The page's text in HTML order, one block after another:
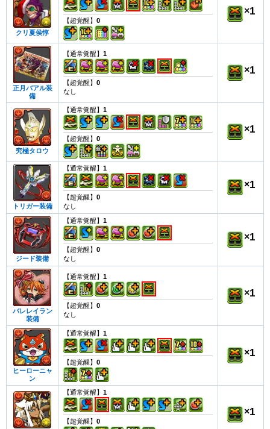
クリ夏侯惇
【超覚醒】 0
×1
正月バアル装
備
【通常覚醒】 1
【超覚醒】 0
なし
×1
究極タロウ
【通常覚醒】 1
【超覚醒】 0
×1
トリガー装備
【通常覚醒】 1
【超覚醒】 0
なし
×1
ジード装備
【通常覚醒】 1
【超覚醒】 0
なし
×1
バレレイラン
装備
【通常覚醒】 1
【超覚醒】 0
なし
×1
ヒーローニャ
ン
【通常覚醒】 1
【超覚醒】 0
×1
【通常覚醒】 1
【超覚醒】 0
×1